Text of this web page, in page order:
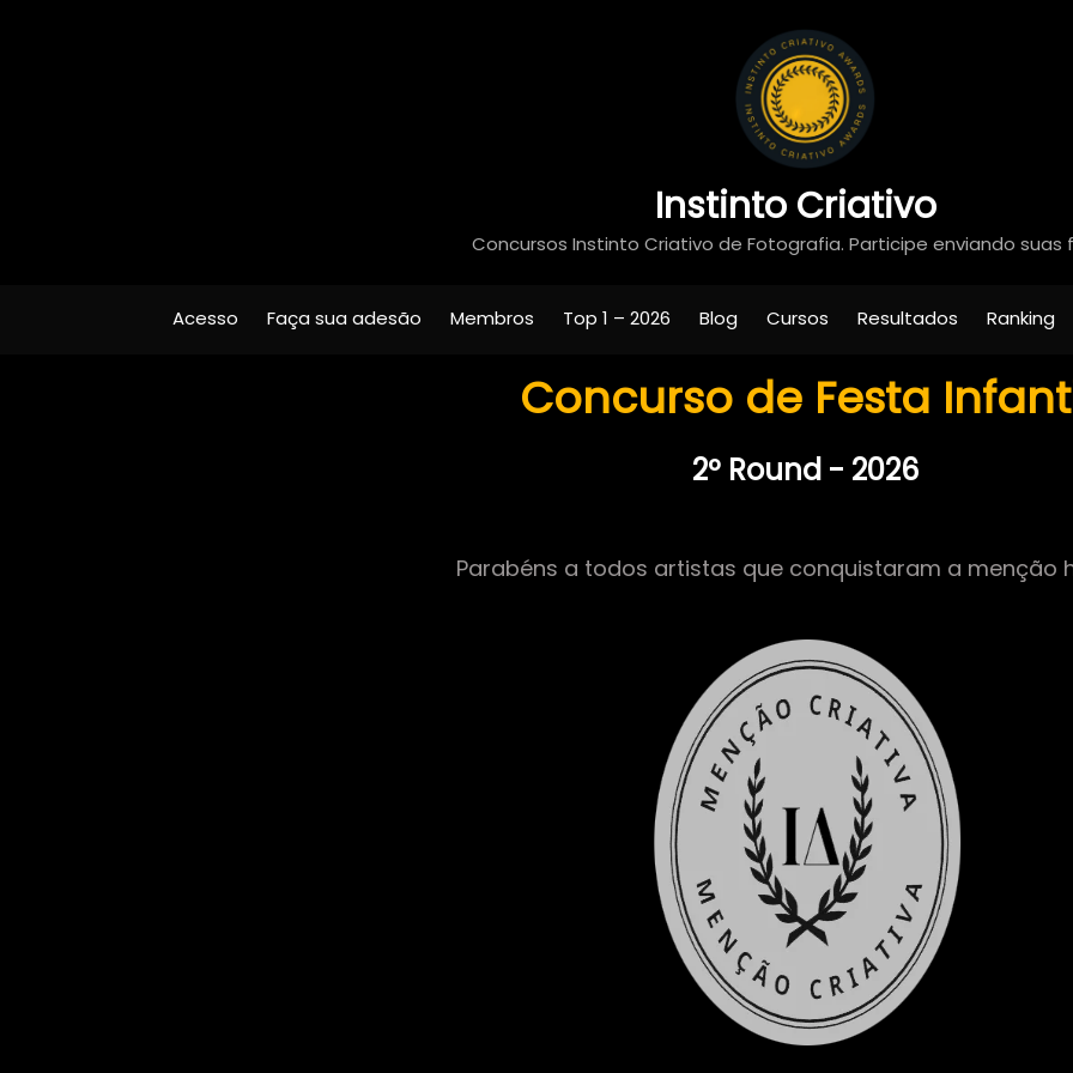
Instinto Criativo
Concursos Instinto Criativo de Fotografia. Participe enviando suas
Acesso Faça sua adesão Membros Top 1 – 2026 Blog Cursos Resultados Ranking
Concurso de Festa
2º Round - 2026
Parabéns a todos artistas que conquistaram a menção